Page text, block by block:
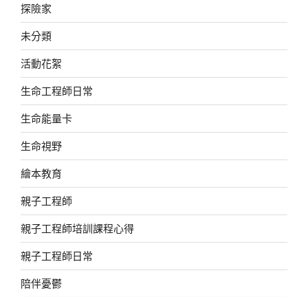
探險家
未分類
活動花絮
生命工程師日常
生命能量卡
生命視野
繪本教育
親子工程師
親子工程師培訓課程心得
親子工程師日常
陪伴憂鬱